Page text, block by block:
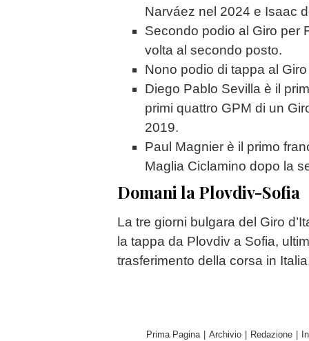
Narváez nel 2024 e Isaac
Secondo podio al Giro per
volta al secondo posto.
Nono podio di tappa al
Diego Pablo Sevilla è il
primi quattro GPM di un
2019.
Paul Magnier è il primo
Maglia Ciclamino dopo la
Domani la Plovdiv-Sofia
La tre giorni bulgara del Giro
la tappa da Plovdiv a Sofia,
trasferimento della corsa in
Prima Pagina Archivio Redazione